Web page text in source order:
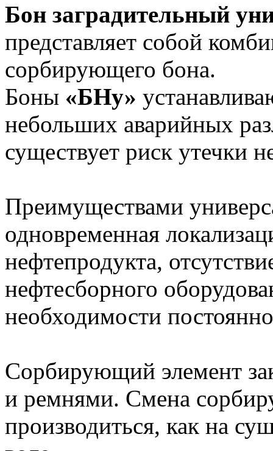
Бон заградительный
представляет собой
сорбирующего бона.
Боны «БНу»
небольших аварийных
существует риск утечки
Преимуществами
одновременная
нефтепродукта,
нефтесборного
необходимости
Сорбирующий элемент
и ремнями. Смена
производиться, как на